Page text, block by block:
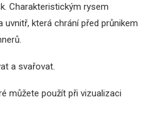
Charakteristickým rysem
uvnitř, která chrání před průnikem
a svařovat.
můžete použít při vizualizaci